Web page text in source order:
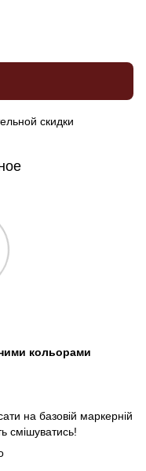
скидки
кольорами
на базовій маркерній
смішуватись!